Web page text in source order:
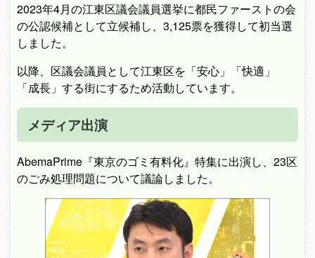
2023年4月の江東区議会議員選挙に都民ファーストの会
の公認候補として立候補し、3,125票を獲得して初当選
しました。
以降、区議会議員として江東区を「安心」「快適」
「成長」する街にするため活動しています。
メディア出演
AbemaPrime『東京のゴミ有料化』特集に出演し、23区
のごみ処理問題について議論しました。